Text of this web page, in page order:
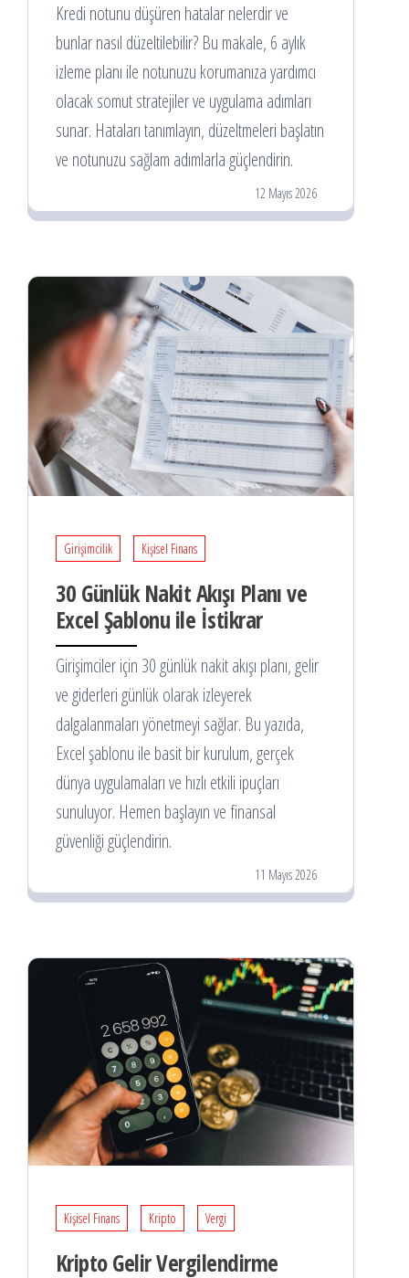
Kredi notunu düşüren hatalar nelerdir ve
bunlar nasıl düzeltilebilir? Bu makale, 6 aylık
izleme planı ile notunuzu korumanıza yardımcı
olacak somut stratejiler ve uygulama adımları
sunar. Hataları tanımlayın, düzeltmeleri başlatın
ve notunuzu sağlam adımlarla güçlendirin.
12 Mayıs 2026
Girişimcilik Kişisel Finans
30 Günlük Nakit Akışı Planı ve
Excel Şablonu ile İstikrar
Girişimciler için 30 günlük nakit akışı planı, gelir
ve giderleri günlük olarak izleyerek
dalgalanmaları yönetmeyi sağlar. Bu yazıda,
Excel şablonu ile basit bir kurulum, gerçek
dünya uygulamaları ve hızlı etkili ipuçları
sunuluyor. Hemen başlayın ve finansal
güvenliği güçlendirin.
11 Mayıs 2026
Kişisel Finans Kripto Vergi
Kripto Gelir Vergilendirme